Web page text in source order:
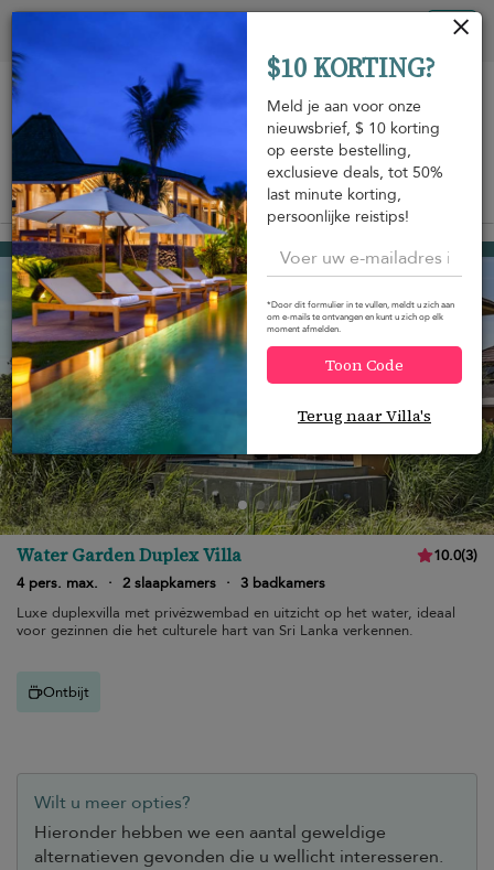
Bekijk op de kaart
Sigiriya vanUSD 1.254
Water Garden Duplex Villa 10.0(3)
4 pers. max.
· 2 slaapkamers · 3 badkamers
Luxe duplexvilla met privézwembad en uitzicht op het water, ideaal
voor gezinnen die het culturele hart van Sri Lanka verkennen.
Ontbijt
Wilt u meer opties?
Hieronder hebben we een aantal geweldige
alternatieven gevonden die u wellicht interesseren.
$10 KORTING?
Meld je aan voor onze
nieuwsbrief, $ 10 korting
op eerste bestelling,
exclusieve deals, tot 50%
last minute korting,
persoonlijke reistips!
*Door dit formulier in te vullen, meldt u zich aan
om e-mails te ontvangen en kunt u zich op elk
moment afmelden.
Toon Code
Terug naar Villa's
Cookies beheer paneel